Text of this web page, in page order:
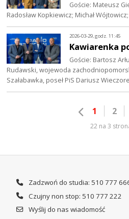
Goście: Mateusz
Radosław Kopkiewicz; Michał Wójtowicz;
2026-03-29, godz. 11:45
Kawiarenka
Goście: Bartosz
Rudawski, wojewoda
Szałabawka, poseł PiS Dariusz
1 2
22 na 3
Zadzwoń do studia: 510 777
Czujny non stop: 510 777 222
Wyślij do nas wiadomość